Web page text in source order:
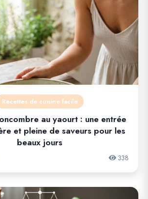
Recettes de cuisine facile
au yaourt : une entrée
et pleine de saveurs pour les
beaux jours
338